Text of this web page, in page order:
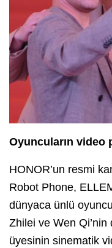
Oyuncuların video
HONOR’un resmi
Robot Phone,
dünyaca ünlü
Zhilei ve Wen
üyesinin sinematik